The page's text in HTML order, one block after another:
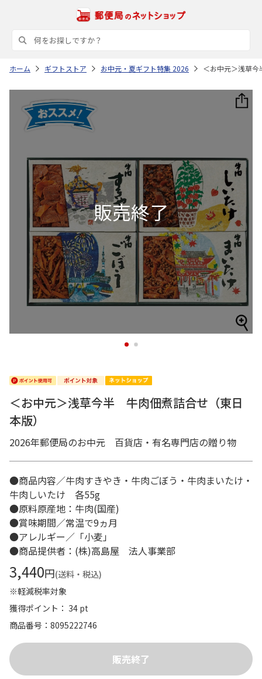
ホーム ギフトストア お中元・夏ギフト特集 2026 ＜お中元＞浅草
1 2
＜お中元＞浅草今半 牛肉佃煮詰合せ（東日
本版）
2026年郵便局のお中元 百貨店・有名専門店の贈り物
●商品内容／牛肉すきやき・牛肉ごぼう・牛肉まいたけ・
牛肉しいたけ 各55g
●原料原産地：牛肉(国産)
●賞味期間／常温で9ヵ月
●アレルギー／「小麦」
●商品提供者：(株)高島屋 法人事業部
3,440円(送料・税込)
※軽減税率対象
獲得ポイント： 34 pt
商品番号
8095222746